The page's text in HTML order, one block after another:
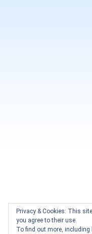
Privacy & Cookies: This
you agree to their use.
To find out more, including